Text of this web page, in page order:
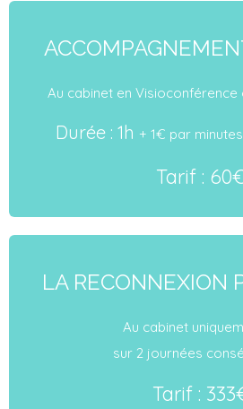
Au cabinet en Visioconférence
Durée : 1h + 1€ par
Tarif :
LA RECONNEXION
Au cabinet
sur 2 journées
Tarif :